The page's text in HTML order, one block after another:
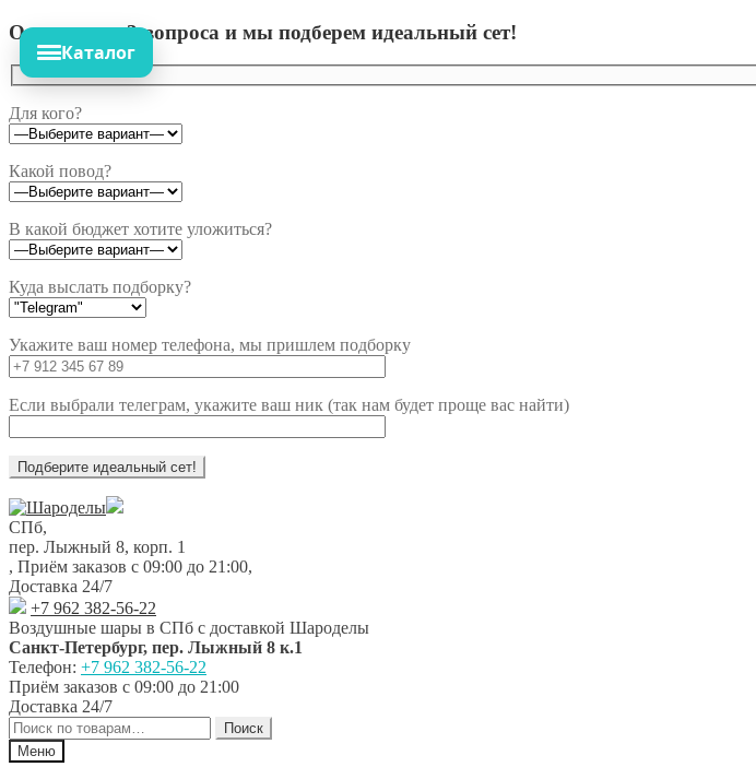
Ответьте на 3 вопроса и мы подберем идеальный сет!
Для кого?
Какой повод?
В какой бюджет хотите уложиться?
Куда выслать подборку?
Укажите ваш номер телефона, мы пришлем подборку
Если выбрали телеграм, укажите ваш ник (так нам будет проще вас найти)
Перейти
к
навигации
Перейти
к
содержимому
СПб,
пер. Лыжный 8, корп. 1
, Приём заказов с 09:00 до 21:00,
Доставка 24/7
+7 962 382-56-22
Воздушные шары в СПб с доставкой Шароделы
Санкт-Петербург, пер. Лыжный 8 к.1
Телефон: +7 962 382-56-22
Приём заказов с 09:00 до 21:00
Доставка 24/7
Искать:
Поиск
Меню
Каталог